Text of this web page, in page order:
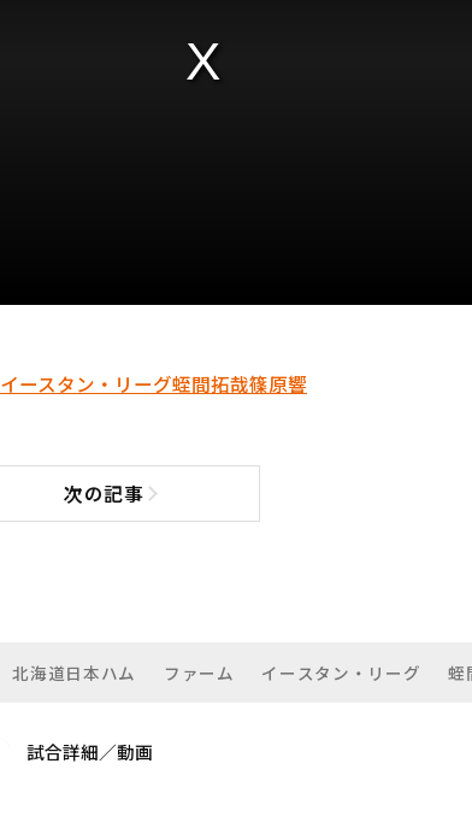
イースタン・リーグ蛭間拓哉篠原響
次の記事次の記事へ
北海道日本ハム ファーム イースタン・リーグ 蛭
試合詳細／動画